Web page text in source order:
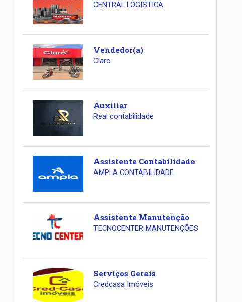
CENTRAL LOGISTICA
Vendedor(a)
Claro
Auxiliar
Real contabilidade
Assistente Contabilidade
AMPLA CONTABILIDADE
Assistente Manutenção
TECNOCENTER MANUTENÇÕES
Serviços Gerais
Credcasa Imóveis